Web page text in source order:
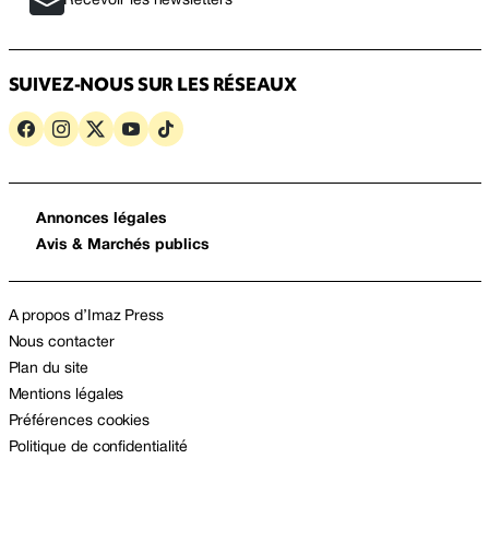
SUIVEZ-NOUS SUR LES RÉSEAUX
Annonces légales
Avis & Marchés publics
A propos d’Imaz Press
Nous contacter
Plan du site
Mentions légales
Préférences cookies
Politique de confidentialité